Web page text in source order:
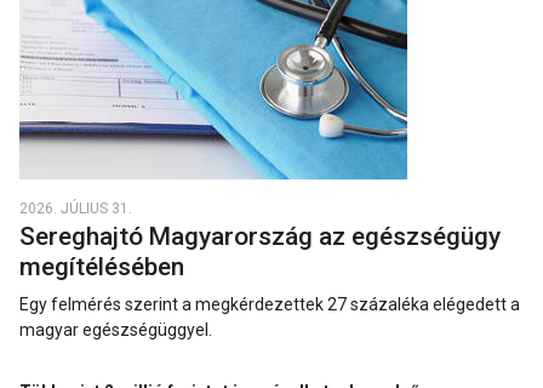
2026. JÚLIUS 31.
Sereghajtó Magyarország az egészségügy
megítélésében
Egy felmérés szerint a megkérdezettek 27 százaléka elégedett a
magyar egészségüggyel.